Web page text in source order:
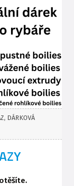
DÁRKOVÁ